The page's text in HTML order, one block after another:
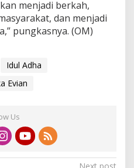
menjadi berkah,
dan menjadi
pungkasnya. (OM)
Idul Adha
Evian
Us
Next post